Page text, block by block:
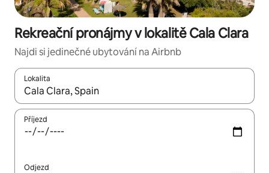
Rekreační pronájmy v lokalitě Cala Clara
Najdi si jedinečné ubytování na Airbnb
Lokalita
Až budou výsledky k dispozici, můžeš si je procházet pomocí
Příjezd
Odjezd